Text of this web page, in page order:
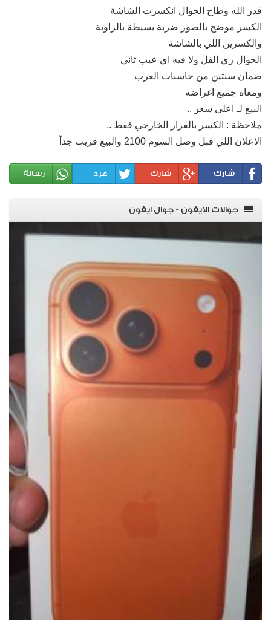
قدر الله وطاح الجوال انكسرت الشاشة
الكسر موضح بالصور ضربة بسيطة بالزاوية
والكسرين اللي بالشاشة
الجوال زي الفل ولا فيه اي عيب ثاني
ضمان سنتين من حاسبات العرب
ومعاه جميع اغراضه
البيع لـ اعلى سعر ..
ملاحظة : الكسر بالقزاز الخارجي فقط ..
الاعلان اللي قبل وصل السوم 2100 والبيع قريب جداً
شارك شارك غرد رسالة
جوالات الايفون - جوال ايفون